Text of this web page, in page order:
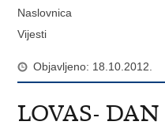
Naslovnica
Vijesti
Objavljeno: 18.10.2012.
LOVAS- DAN